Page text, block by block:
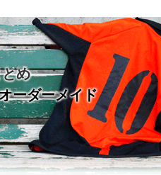
め
ーダーメイド